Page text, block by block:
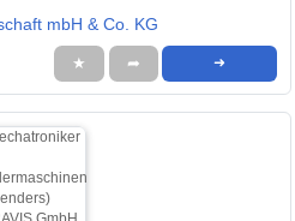
mbH & Co. KG
★ ➦ ➜